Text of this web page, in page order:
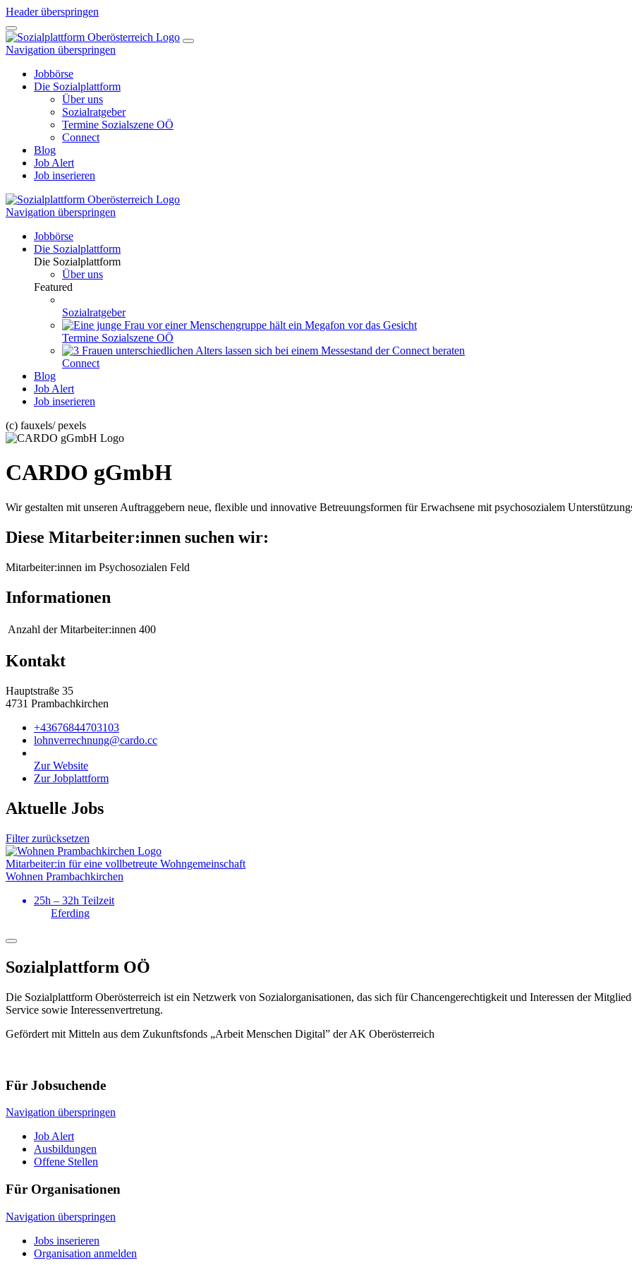
Header überspringen
Navigation überspringen
Jobbörse
Die Sozialplattform
Über uns
Sozialratgeber
Termine Sozialszene OÖ
Connect
Blog
Job Alert
Job inserieren
Navigation überspringen
Jobbörse
Die Sozialplattform
Die Sozialplattform
Über uns
Featured
Sozialratgeber
Termine Sozialszene OÖ
Connect
Blog
Job Alert
Job inserieren
(c) fauxels/ pexels
CARDO gGmbH
Wir gestalten mit unseren Auftraggebern neue, flexible und innovative Betreuungsformen für Erwachsene mit psychosozialem
Diese Mitarbeiter:innen suchen wir:
Mitarbeiter:innen im Psychosozialen Feld
Informationen
Anzahl der Mitarbeiter:innen 400
Kontakt
Hauptstraße 35
4731 Prambachkirchen
+43676844703103
lohnverrechnung@cardo.cc
Zur Website
Zur Jobplattform
Aktuelle Jobs
Filter zurücksetzen
Mitarbeiter:in für eine vollbetreute Wohn­gemeinschaft
Wohnen Prambachkirchen
25h – 32h Teilzeit
Eferding
Sozialplattform OÖ
Die Sozialplattform Oberösterreich ist ein Netzwerk von Sozialorganisationen, das sich für Chancengerechtigkeit und Interessen der
Service sowie Interessenvertretung.
Gefördert mit Mitteln aus dem Zukunftsfonds „Arbeit Menschen Digital” der AK Oberösterreich
Für Jobsuchende
Navigation überspringen
Job Alert
Ausbildungen
Offene Stellen
Für Organisationen
Navigation überspringen
Jobs inserieren
Organisation anmelden